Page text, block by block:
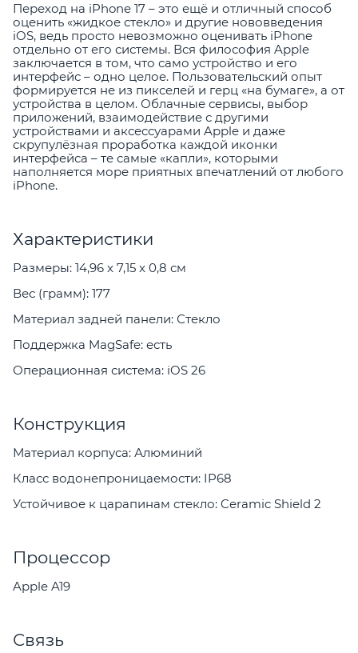
Переход на iPhone 17 – это ещё и отличный способ
оценить «жидкое стекло» и другие нововведения
iOS, ведь просто невозможно оценивать iPhone
отдельно от его системы. Вся философия Apple
заключается в том, что само устройство и его
интерфейс – одно целое. Пользовательский опыт
формируется не из пикселей и герц «на бумаге», а от
устройства в целом. Облачные сервисы, выбор
приложений, взаимодействие с другими
устройствами и аксессуарами Apple и даже
скрупулёзная проработка каждой иконки
интерфейса – те самые «капли», которыми
наполняется море приятных впечатлений от любого
iPhone.
Характеристики
Размеры: 14,96 x 7,15 x 0,8 см
Вес (грамм): 177
Материал задней панели: Стекло
Поддержка MagSafe: есть
Операционная система: iOS 26
Конструкция
Материал корпуса: Алюминий
Класс водонепроницаемости: IP68
Устойчивое к царапинам стекло: Ceramic Shield 2
Процессор
Apple A19
Связь